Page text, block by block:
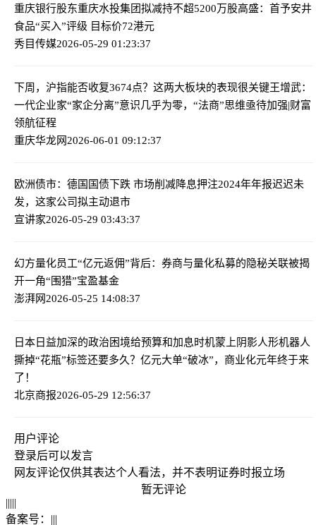
重庆银行股东重庆水投集团拟减持不超5200万股高盛：首予安井
食品“买入”评级 目标价72港元
秀目传媒2026-05-29 01:23:37
下周，沪指能否收复3674点？这两大板块的表现很关键王增武：
一代企业家“家企分离”意识几乎为零，“法商”思维亟待加强|财富
领航征程
重庆华龙网2026-06-01 09:12:37
欧洲债市：德国国债下跌 市场削减降息押注2024年年报迟迟未
发，这家公司拟主动退市
宣讲家2026-05-29 03:43:37
幻方量化员工“亿元返佣”背后：券商与量化私募的隐秘关联被揭
开一角“围猎”宝盈基金
澎湃网2026-05-25 14:08:37
日本日益加深的政治困境给预算和加息时机蒙上阴影人形机器人
撕掉“花瓶”标签还要多久？亿元大单“破冰”，商业化元年终于来
了！
北京商报2026-05-29 12:56:37
用户评论
登录后可以发言
网友评论仅供其表达个人看法，并不表明证券时报立场
暂无评论
|||||
备案号： |||